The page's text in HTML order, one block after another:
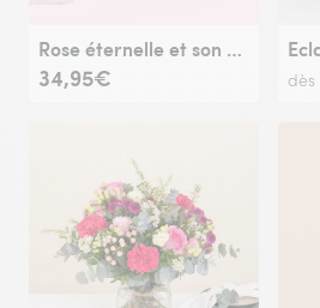
Rose éternelle et son soliflore
34,95€ dès